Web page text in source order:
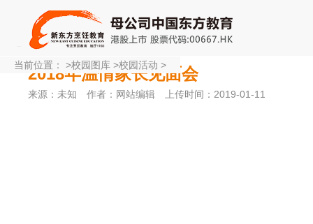
2018年温情家长见面会
来源：未知 作者：网站编辑 上传时间：2019-01-11
当前位置： >校园图库 >校园活动 >